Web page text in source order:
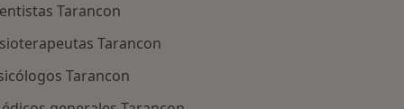
Tarancon
Tarancon
Tarancon